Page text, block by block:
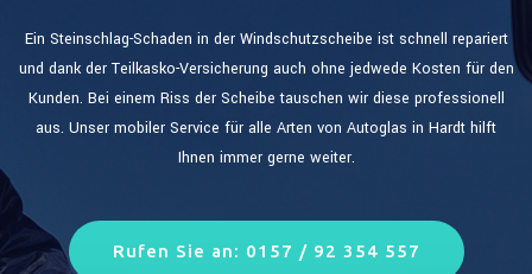
Ein Steinschlag-Schaden in der Windschutzscheibe ist schnell repariert
und dank der Teilkasko-Versicherung auch ohne jedwede Kosten für den
Kunden. Bei einem Riss der Scheibe tauschen wir diese professionell
aus. Unser mobiler Service für alle Arten von Autoglas in Hardt hilft
Ihnen immer gerne weiter.
Rufen Sie an: 0157 / 92 354 557